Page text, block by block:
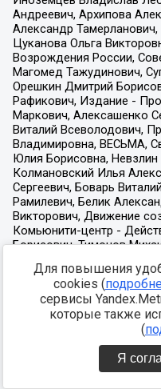
Для повышения
cookies (
сервисы
которые также
(
Я